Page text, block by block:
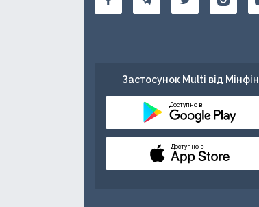
Застосунок Multi від Мінфін
Доступно в
Доступно в